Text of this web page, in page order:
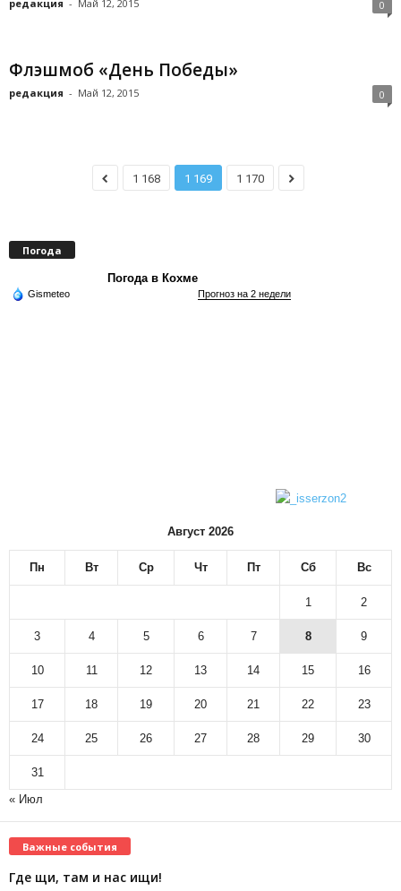
редакция - Май 12, 2015 0
Флэшмоб «День Победы»
редакция - Май 12, 2015 0
1 168 1 169 1 170
Погода
Погода в Кохме
Gismeteo Прогноз на 2 недели
Август 2026
Пн Вт Ср Чт Пт Сб Вс
1 2
3 4 5 6 7 8 9
10 11 12 13 14 15 16
17 18 19 20 21 22 23
24 25 26 27 28 29 30
31
« Июл
Важные события
Где щи, там и нас ищи!